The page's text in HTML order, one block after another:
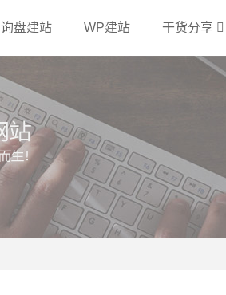
询盘建站 WP建站 干货分享